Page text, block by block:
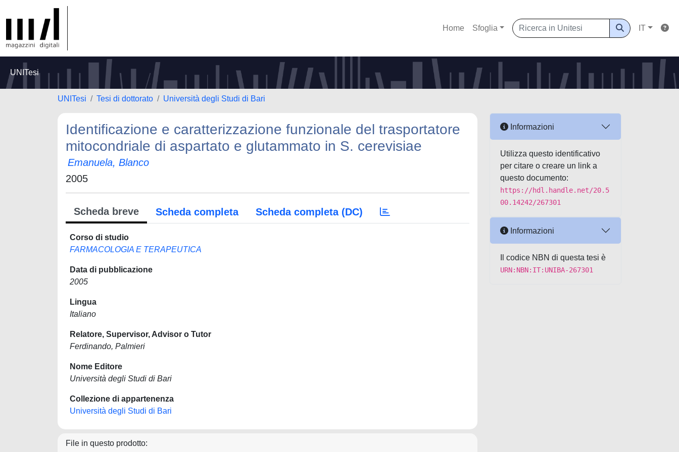
Home Sfoglia IT
UNITesi
UNITesi Tesi di dottorato Università degli Studi di Bari
Identificazione e caratterizzazione funzionale del trasportatore
mitocondriale di aspartato e glutammato in S. cerevisiae
Emanuela, Blanco
2005
Scheda breve Scheda completa Scheda completa (DC)
Corso di studio
FARMACOLOGIA E TERAPEUTICA
Data di pubblicazione
2005
Lingua
Italiano
Relatore, Supervisor, Advisor o Tutor
Ferdinando, Palmieri
Nome Editore
Università degli Studi di Bari
Collezione di appartenenza
Università degli Studi di Bari
File in questo prodotto:
Informazioni
Utilizza questo identificativo
per citare o creare un link a
questo documento:
https://hdl.handle.net/20.5
00.14242/267301
Informazioni
Il codice NBN di questa tesi è
URN:NBN:IT:UNIBA-267301